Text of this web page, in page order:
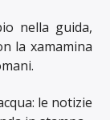
nella guida,
la xamamina
le notizie